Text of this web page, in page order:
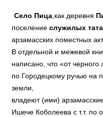
Село Пица,как деревня
поселение служилых
арзамасских поместных
В отдельной и межевой
написано, что «от
по Городецкому ручью на
земли,
владеют (ими)
Ишече Коболеева с т.т. по